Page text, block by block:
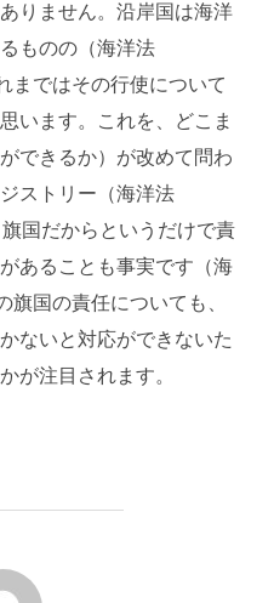
りません。沿岸国は海洋
ものの（海洋法
まではその行使について
います。これを、どこま
できるか）が改めて問わ
ストリー（海洋法
国だからというだけで責
あることも事実です（海
国の責任についても、
ないと対応ができないた
が注目されます。
者